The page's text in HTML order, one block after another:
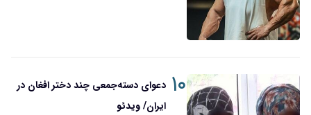
۱۰ دعوای دسته‌جمعی چند دختر افغان در
ایران/ ویدئو